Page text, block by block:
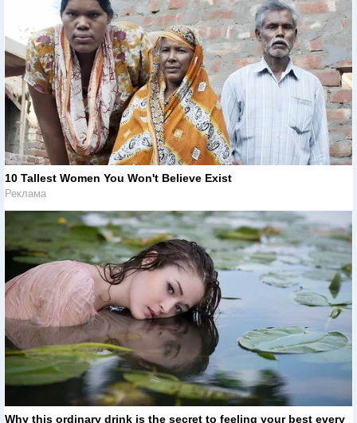
10 Tallest Women You Won't Believe Exist
Реклама
Why this ordinary drink is the secret to feeling your best every